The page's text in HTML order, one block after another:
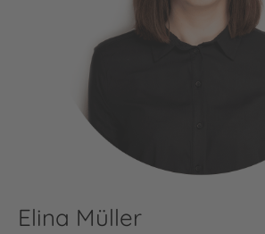
Elina Müller